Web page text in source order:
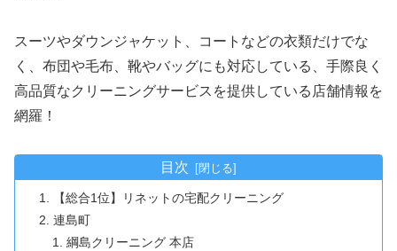
スーツやダウンジャケット、コートなどの衣類だけでな
く、布団や毛布、靴やバッグにも対応している、手際良く
高品質なクリーニングサービスを提供している店舗情報を
網羅！
目次
【総合1位】リネットの宅配クリーニング
連島町
綱島クリーニング 本店